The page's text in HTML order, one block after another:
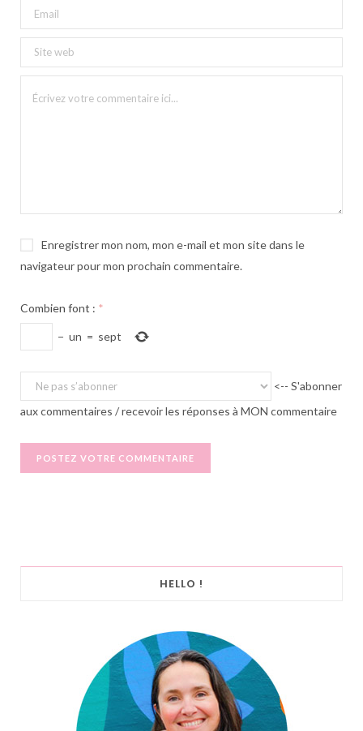
Enregistrer mon nom, mon e-mail et mon site dans le
navigateur pour mon prochain commentaire.
Combien font : *
− un = sept
<-- S'abonner
aux commentaires / recevoir les réponses à MON commentaire
HELLO !